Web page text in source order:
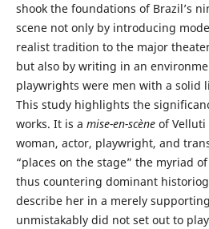
shook the foundations of Brazil’s
scene not only by introducing
realist tradition to the major
but also by writing in an
playwrights were men with a solid
This study highlights the
works. It is a mise-en-scèneof Velluti
woman, actor, playwright, and
“places on the stage” the myriad
thus countering dominant
describe her in a merely
unmistakably did not set out to